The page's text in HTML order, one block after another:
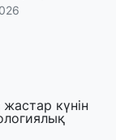
күнін